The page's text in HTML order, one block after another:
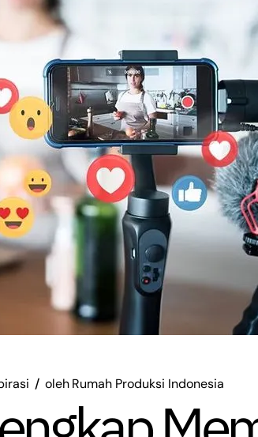
olehRumah Produksi Indonesia